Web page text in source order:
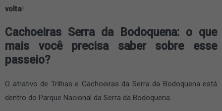
volta!
Cachoeiras Serra da Bodoquena: o que
mais você precisa saber sobre esse
passeio?
O atrativo de Trilhas e Cachoeiras da Serra da Bodoquena está
dentro do Parque Nacional da Serra da Bodoquena.